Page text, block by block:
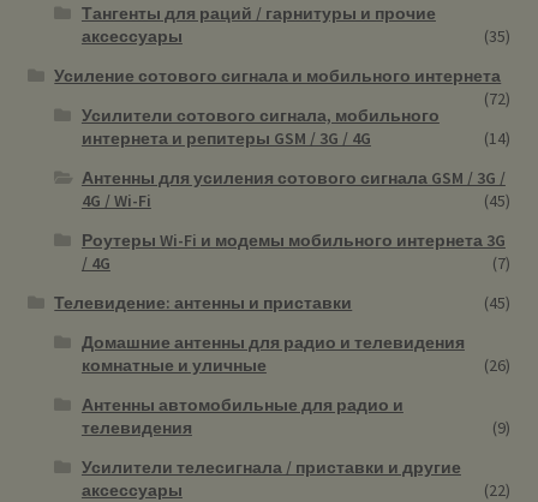
Тангенты для раций / гарнитуры и прочие
аксессуары
(35)
Усиление сотового сигнала и мобильного интернета
(72)
Усилители сотового сигнала, мобильного
интернета и репитеры GSM / 3G / 4G
(14)
Антенны для усиления сотового сигнала GSM / 3G /
4G / Wi-Fi
(45)
Роутеры Wi-Fi и модемы мобильного интернета 3G
/ 4G
(7)
Телевидение: антенны и приставки
(45)
Домашние антенны для радио и телевидения
комнатные и уличные
(26)
Антенны автомобильные для радио и
телевидения
(9)
Усилители телесигнала / приставки и другие
аксессуары
(22)